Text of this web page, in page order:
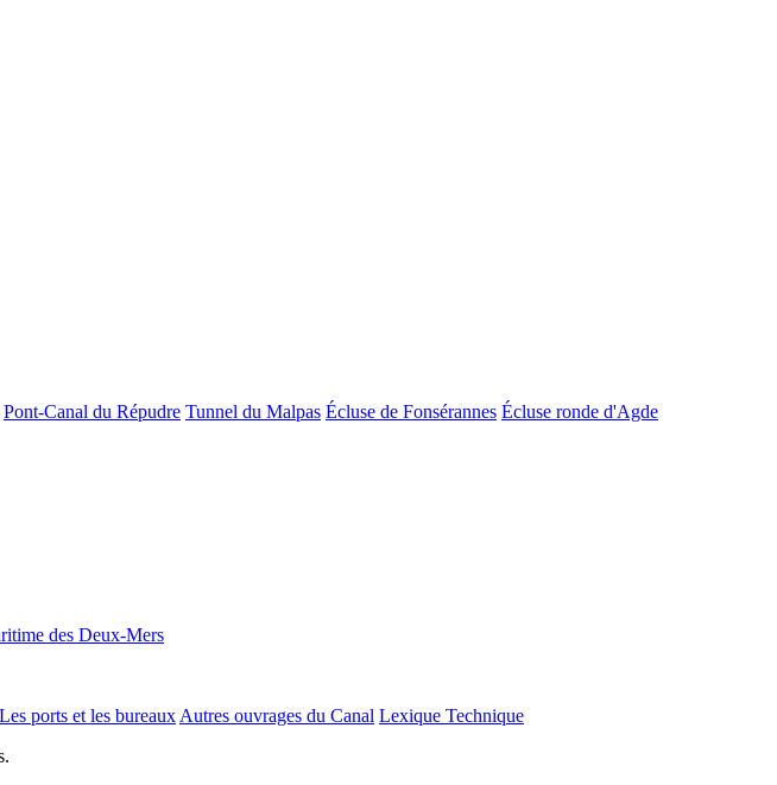
Pont-Canal du Répudre Tunnel du Malpas Écluse de Fonsérannes Écluse ronde d'Agde
des Deux-Mers
Les ports et les bureaux Autres ouvrages du Canal Lexique Technique